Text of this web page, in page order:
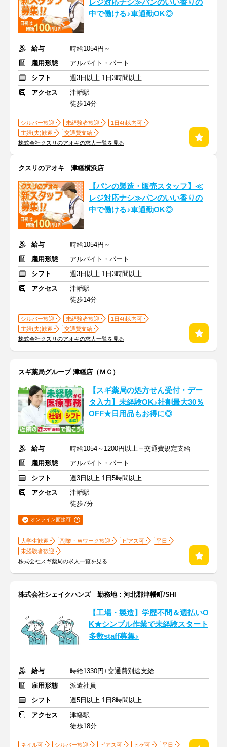
レジ対応ナシ≫パンのいい香りの
中で働ける♪車通勤OK◎
給与
時給1054円～
雇用形態
アルバイト・パート
シフト
週3日以上 1日3時間以上
アクセス
津幡駅
徒歩14分
シルバー歓迎 未経験者歓迎
1日4h以内可
主婦(夫)歓迎
交通費支給
株式会社クスリのアオキの求人一覧を見る
クスリのアオキ 津幡横浜店
【パンの製造・販売スタッフ】≪
レジ対応ナシ≫パンのいい香りの
中で働ける♪車通勤OK◎
給与
時給1054円～
雇用形態
アルバイト・パート
シフト
週3日以上 1日3時間以上
アクセス
津幡駅
徒歩14分
シルバー歓迎 未経験者歓迎
1日4h以内可
主婦(夫)歓迎
交通費支給
株式会社クスリのアオキの求人一覧を見る
スギ薬局グループ 津幡店（ＭＣ）
【スギ薬局の処方せん受付・デー
タ入力】未経験OK♪社割最大30％
OFF★日用品もお得に◎
給与
時給1054～1200円以上＋交通費規定支給
雇用形態
アルバイト・パート
シフト
週3日以上 1日5時間以上
アクセス
津幡駅
徒歩7分
オンライン面接可
大学生歓迎 副業・Ｗワーク歓迎 ピアス可
平日
未経験者歓迎
株式会社スギ薬局の求人一覧を見る
株式会社シェイクハンズ 勤務地：河北郡津幡町/SHI
【工場・製造】学歴不問＆週払いO
K★シンプル作業で未経験スタート
多数staff募集♪
給与
時給1330円+交通費別途支給
雇用形態
派遣社員
シフト
週5日以上 1日8時間以上
アクセス
津幡駅
徒歩18分
ネイル可 シルバー歓迎 ピアス可 ヒゲ可
平日